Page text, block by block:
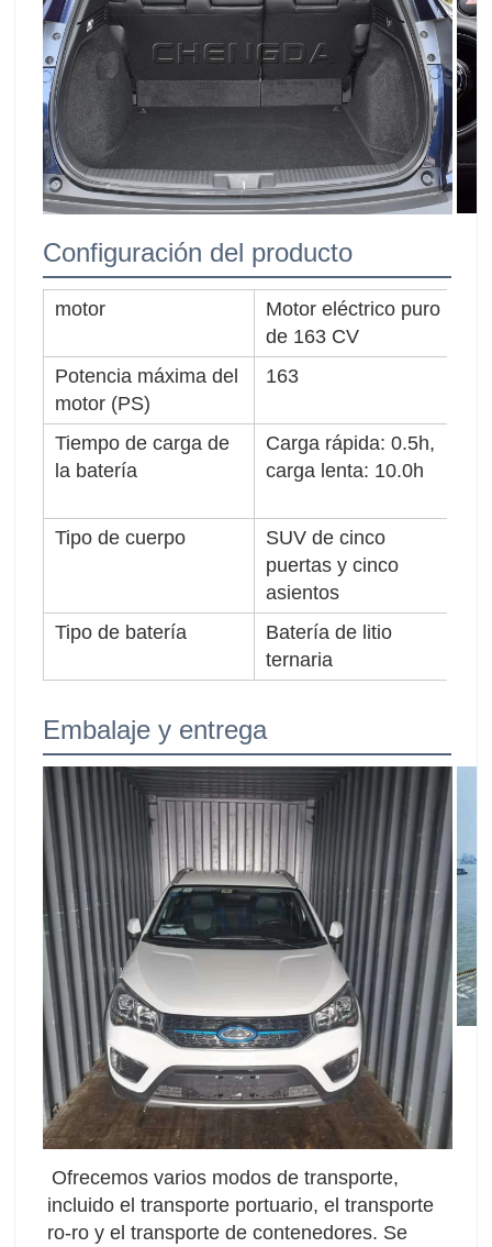
Configuración del producto
motor
Motor eléctrico puro
de 163 CV
Potencia máxima del
motor (PS)
163
Tiempo de carga de
la batería
Carga rápida: 0.5h,
carga lenta: 10.0h
Tipo de cuerpo
SUV de cinco
puertas y cinco
asientos
Tipo de batería
Batería de litio
ternaria
Embalaje y entrega
Ofrecemos varios modos de transporte,
incluido el transporte portuario, el transporte
ro-ro y el transporte de contenedores. Se